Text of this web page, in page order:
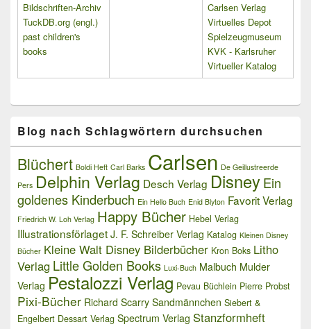
Bildschriften-Archiv
TuckDB.org (engl.)
past children's
books
Carlsen Verlag
Virtuelles Depot
Spielzeugmuseum
KVK - Karlsruher
Virtueller Katalog
Blog nach Schlagwörtern durchsuchen
Blüchert Boldi Heft Carl Barks Carlsen De Geillustreerde
Pers Delphin Verlag Desch Verlag DisneyEin
goldenes Kinderbuch Ein Hello Buch Enid Blyton Favorit Verlag
Friedrich W. Loh Verlag Happy Bücher Hebel Verlag
Illustrationsförlaget J. F. Schreiber Verlag Katalog Kleinen Disney
Bücher Kleine Walt Disney Bilderbücher Kron Boks Litho
Verlag Little Golden Books Luxi-Buch Malbuch Mulder
Verlag Pestalozzi Verlag Pevau Büchlein Pierre Probst
Pixi-Bücher Richard Scarry Sandmännchen Siebert &
Engelbert Dessart Verlag Spectrum Verlag Stanzformheft